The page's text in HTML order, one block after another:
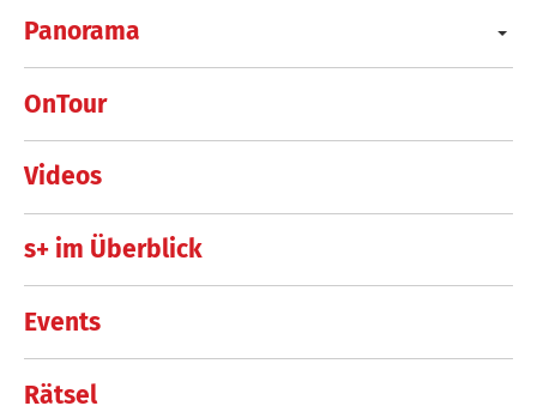
Panorama
OnTour
Videos
s+ im Überblick
Events
Rätsel